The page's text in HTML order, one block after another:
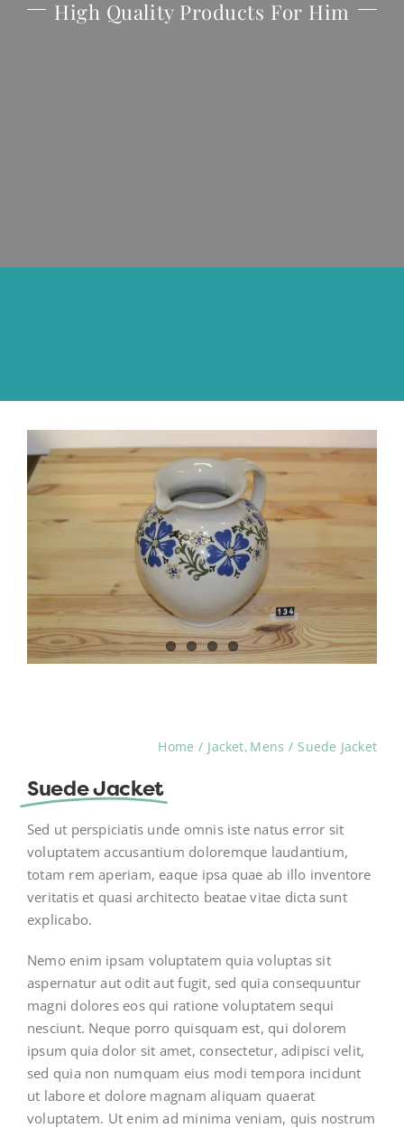
High Quality Products For Him
Home Jacket Mens Suede Jacket
Suede Jacket
Sed ut perspiciatis unde omnis iste natus error sit
voluptatem accusantium doloremque laudantium,
totam rem aperiam, eaque ipsa quae ab illo inventore
veritatis et quasi architecto beatae vitae dicta sunt
explicabo.
Nemo enim ipsam voluptatem quia voluptas sit
aspernatur aut odit aut fugit, sed quia consequuntur
magni dolores eos qui ratione voluptatem sequi
nesciunt. Neque porro quisquam est, qui dolorem
ipsum quia dolor sit amet, consectetur, adipisci velit,
sed quia non numquam eius modi tempora incidunt
ut labore et dolore magnam aliquam quaerat
voluptatem. Ut enim ad minima veniam, quis nostrum